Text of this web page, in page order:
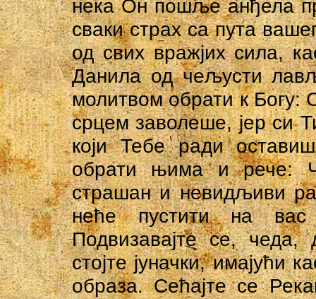
нека Он пошље анђела
сваки страх са пута
од свих вражјих сила,
Данила од чељусти
молитвом обрати к
срцем заволеше, јер си
који Тебе ради
обрати њима и рече:
страшан и невидљиви
неће пустити на
Подвизавајте се,
стојте јуначки, имајући
образа. Сећајте се